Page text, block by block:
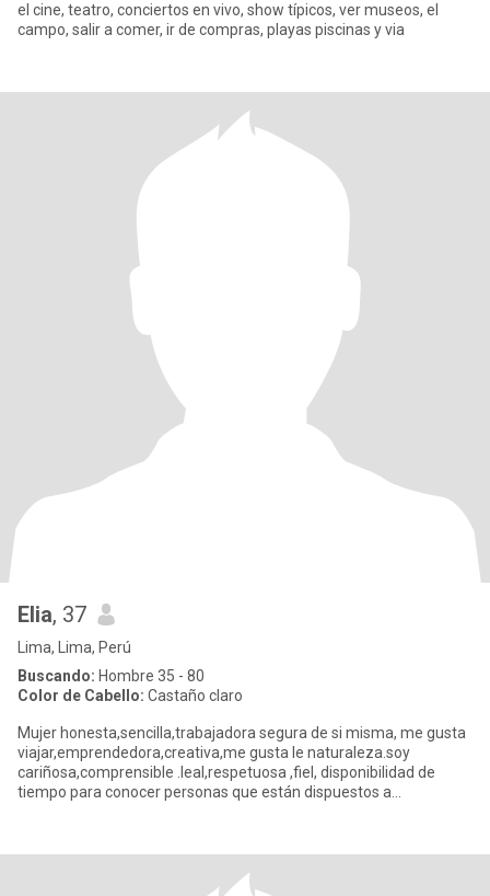
el cine, teatro, conciertos en vivo, show típicos, ver museos, el
campo, salir a comer, ir de compras, playas piscinas y via
Elia, 37
Lima, Lima, Perú
Buscando: Hombre 35 - 80
Color de Cabello: Castaño claro
Mujer honesta,sencilla,trabajadora segura de si misma, me gusta
viajar,emprendedora,creativa,me gusta le naturaleza.soy
cariñosa,comprensible .leal,respetuosa ,fiel, disponibilidad de
tiempo para conocer personas que están dispuestos a